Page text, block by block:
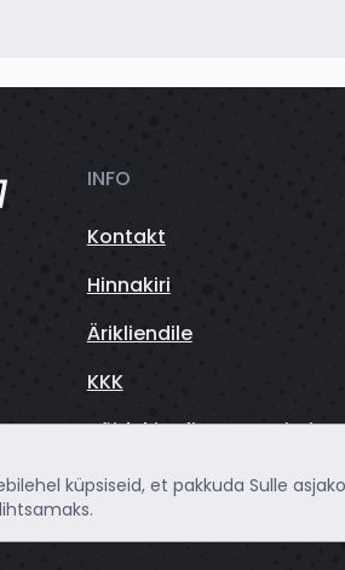
INFO
Kontakt
Hinnakiri
Ärikliendile
KKK
Sõidukite finantseerimine
küpsiseid, et pakkuda Sulle